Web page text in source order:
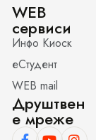
WEB
сервиси
Инфо Киоск
еСтудент
WEB mail
Друштвен
е мреже